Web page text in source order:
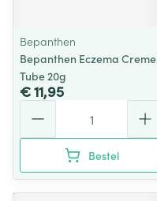
Bepanthen
Bepanthen Eczema Creme
Tube 20g
€ 11,95
Bestel